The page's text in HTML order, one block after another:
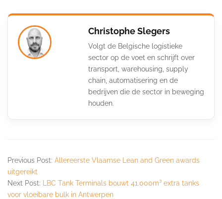
Christophe Slegers
Volgt de Belgische logistieke
sector op de voet en schrijft over
transport, warehousing, supply
chain, automatisering en de
bedrijven die de sector in beweging
houden.
Previous Post: Allereerste Vlaamse Lean and Green awards
uitgereikt
Next Post:
LBC Tank Terminals bouwt 41.000m³ extra tanks
voor vloeibare bulk in Antwerpen